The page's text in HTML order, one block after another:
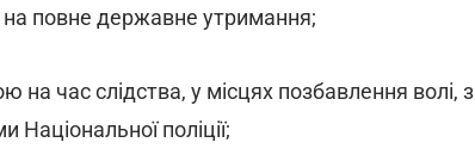
повне державне утримання;
на час слідства, у місцях позбавлення волі,
поліції;